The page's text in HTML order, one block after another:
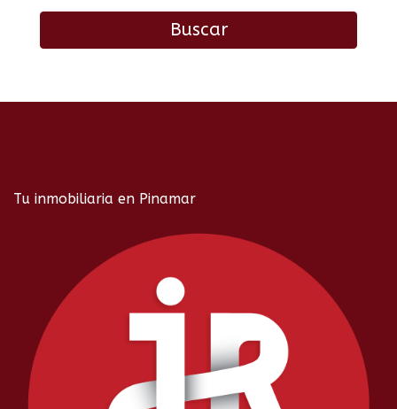
Buscar
Tu inmobiliaria en Pinamar